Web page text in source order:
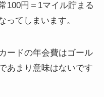
100円＝1マイル貯まる
ってしまいます。
ードの年会費はゴール
あまり意味はないです